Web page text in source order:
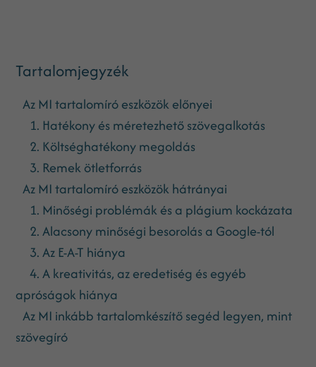
Tartalomjegyzék
Az MI tartalomíró eszközök előnyei
1. Hatékony és méretezhető szövegalkotás
2. Költséghatékony megoldás
3. Remek ötletforrás
Az MI tartalomíró eszközök hátrányai
1. Minőségi problémák és a plágium kockázata
2. Alacsony minőségi besorolás a Google-tól
3. Az E-A-T hiánya
4. A kreativitás, az eredetiség és egyéb
apróságok hiánya
Az MI inkább tartalomkészítő segéd legyen, mint
szövegíró